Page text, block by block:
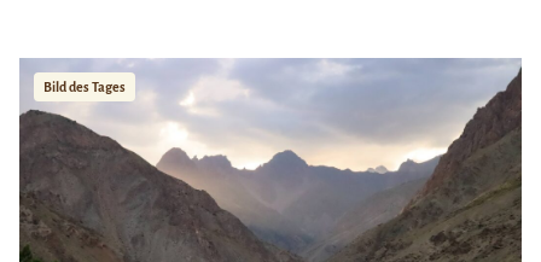
Bild des Tages